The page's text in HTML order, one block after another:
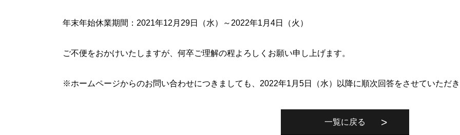
年末年始休業期間：2021年12月29日（水）～2022年1月4日（火）
ご不便をおかけいたしますが、何卒ご理解の程よろしくお願い申し上げます。
※ホームページからのお問い合わせにつきましても、2022年1月5日（水）以降に順次回答をさせていただ
一覧に戻る